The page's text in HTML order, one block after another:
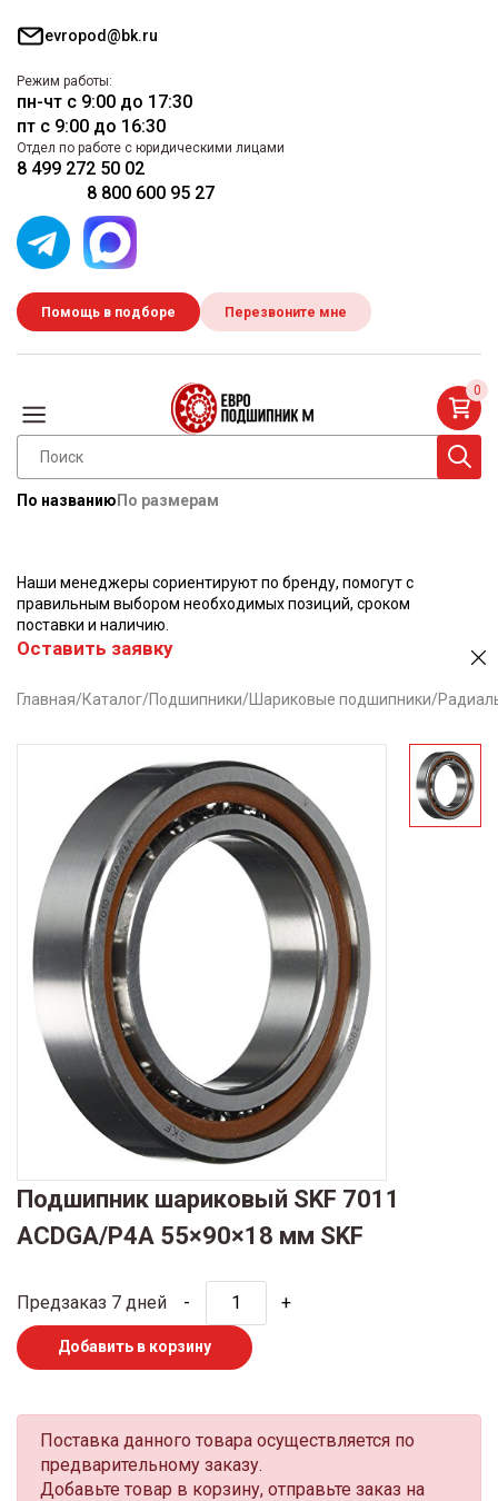
evropod@bk.ru
Режим работы:
пн-чт с 9:00 до 17:30
пт с 9:00 до 16:30
Отдел по работе с юридическими лицами
8 499 272 50 02
8 800 600 95 27
Помощь в подборе Перезвоните мне
По названию По размерам
0
Наши менеджеры сориентируют по бренду, помогут с
правильным выбором необходимых позиций, сроком
поставки и наличию.
Оставить заявку
Главная/Каталог/Подшипники/ Шариковые подшипники/
Подшипник шариковый SKF 7011
ACDGA/P4A 55×90×18 мм SKF
Предзаказ 7 дней - +
Добавить в корзину
Поставка данного товара осуществляется по
предварительному заказу.
Добавьте товар в корзину, отправьте заказ на